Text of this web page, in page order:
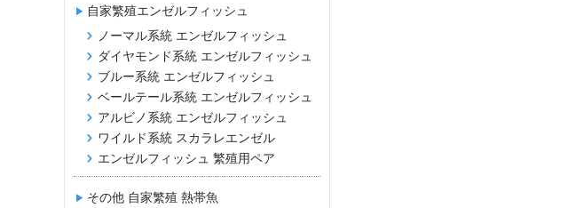
自家繁殖エンゼルフィッシュ
ノーマル系統 エンゼルフィッシュ
ダイヤモンド系統 エンゼルフィッシュ
ブルー系統 エンゼルフィッシュ
ベールテール系統 エンゼルフィッシュ
アルビノ系統 エンゼルフィッシュ
ワイルド系統 スカラレエンゼル
エンゼルフィッシュ 繁殖用ペア
その他 自家繁殖 熱帯魚